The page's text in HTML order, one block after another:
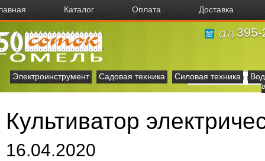
Каталог Оплата Доставка
(17) 395-
Электроинструмент Садовая техника Силовая техника
Культиватор
16.04.2020